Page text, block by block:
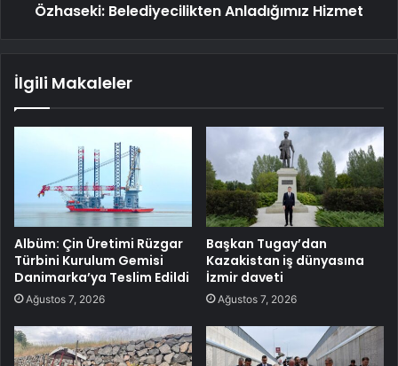
Özhaseki: Belediyecilikten Anladığımız Hizmet
İlgili Makaleler
Albüm: Çin Üretimi Rüzgar
Türbini Kurulum Gemisi
Danimarka’ya Teslim Edildi
Ağustos 7, 2026
Başkan Tugay’dan
Kazakistan iş dünyasına
İzmir daveti
Ağustos 7, 2026